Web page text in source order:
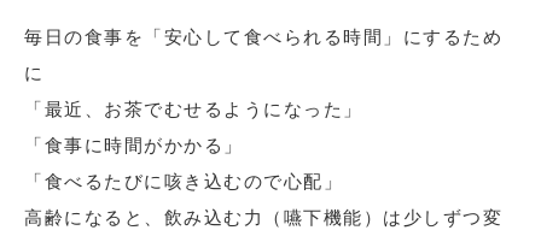
毎日の食事を「安心して食べられる時間」にするため
に
「最近、お茶でむせるようになった」
「食事に時間がかかる」
「食べるたびに咳き込むので心配」
高齢になると、飲み込む力（嚥下機能）は少しずつ変